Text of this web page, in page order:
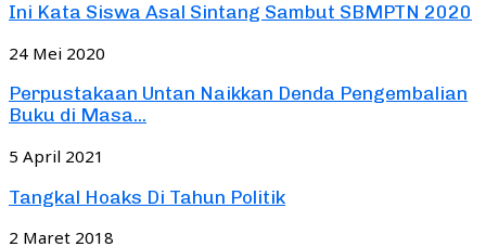
Ini Kata Siswa Asal Sintang Sambut SBMPTN 2020
24 Mei 2020
Perpustakaan Untan Naikkan Denda Pengembalian
Buku di Masa...
5 April 2021
Tangkal Hoaks Di Tahun Politik
2 Maret 2018